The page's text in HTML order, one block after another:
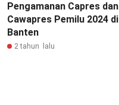
Pengamanan Capres dan
Cawapres Pemilu 2024 di
Banten
2 tahun lalu